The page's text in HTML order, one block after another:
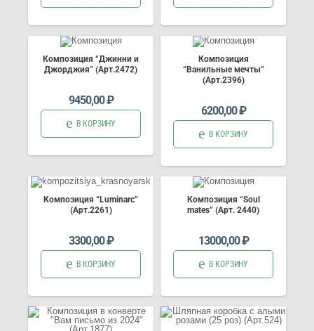
Композиция “Джинни и
Джорджия” (Арт.2472)
9450,00₽
В КОРЗИНУ
Композиция
“Ванильные мечты”
(Арт.2396)
6200,00₽
В КОРЗИНУ
Композиция “Luminarc”
(Арт.2261)
3300,00₽
В КОРЗИНУ
Композиция “Soul
mates” (Арт. 2440)
13000,00₽
В КОРЗИНУ